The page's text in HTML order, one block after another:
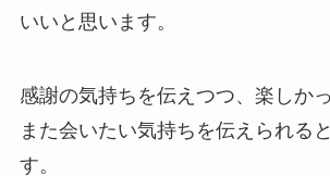
いいと思います。
感謝の気持ちを伝えつつ、楽しか
また会いたい気持ちを伝えられる
す。